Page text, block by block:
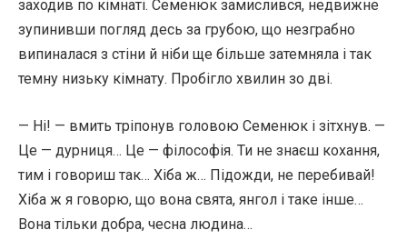
заходив по кімнаті. Семенюк замислився, недвижне
зупинивши погляд десь за грубою, що незграбно
випиналася з стіни й ніби ще більше затемняла і так
темну низьку кімнату. Пробігло хвилин зо дві.
— Ні! — вмить тріпонув головою Семенюк і зітхнув. —
Це — дурниця… Це — філософія. Ти не знаєш кохання,
тим і говориш так… Хіба ж… Підожди, не перебивай!
Хіба ж я говорю, що вона свята, янгол і таке інше…
Вона тільки добра, чесна людина…